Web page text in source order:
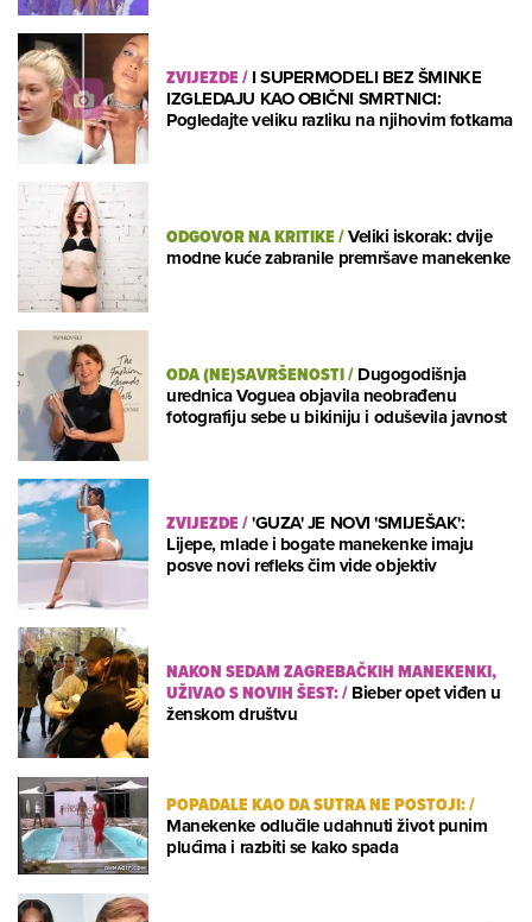
ZVIJEZDE/I SUPERMODELI BEZ ŠMINKE
IZGLEDAJU KAO OBIČNI SMRTNICI:
Pogledajte veliku razliku na njihovim fotkama
ODGOVOR NA KRITIKE/Veliki iskorak: dvije
modne kuće zabranile premršave manekenke
ODA (NE)SAVRŠENOSTI/Dugogodišnja
urednica Voguea objavila neobrađenu
fotografiju sebe u bikiniju i oduševila javnost
ZVIJEZDE/'GUZA' JE NOVI 'SMIJEŠAK':
Lijepe, mlade i bogate manekenke imaju
posve novi refleks čim vide objektiv
NAKON SEDAM ZAGREBAČKIH MANEKENKI,
UŽIVAO S NOVIH ŠEST:/Bieber opet viđen u
ženskom društvu
POPADALE KAO DA SUTRA NE POSTOJI:/
Manekenke odlučile udahnuti život punim
plućima i razbiti se kako spada